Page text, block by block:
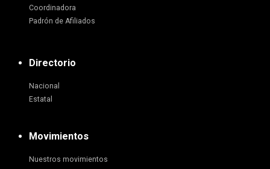
Coordinadora
Padrón de Afiliados
Directorio
Nacional
Estatal
Movimientos
Nuestros movimientos